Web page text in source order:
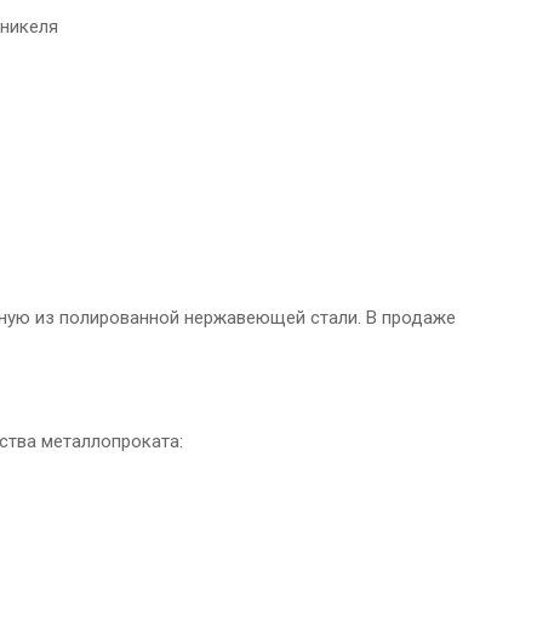
из полированной нержавеющей стали. В продаже
металлопроката: